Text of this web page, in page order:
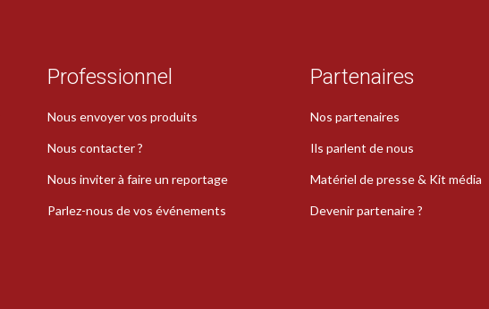
Professionnel
Nous envoyer vos produits
Nous contacter ?
Nous inviter à faire un reportage
Parlez-nous de vos événements
Partenaires
Nos partenaires
Ils parlent de nous
Matériel de presse & Kit média
Devenir partenaire ?